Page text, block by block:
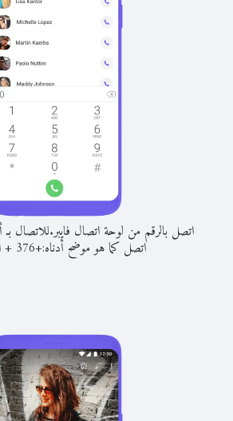
اتصل بالرقم من لوحة اتصال فايبر.للاتصال بـ
اتصل كما هو موضح أدناه:+
376
+